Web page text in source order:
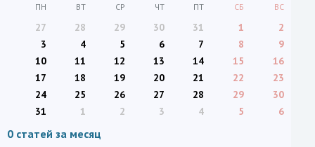
ПН ВТ СР ЧТ ПТ СБ ВС
27 28 29 30 31 1
2
3
4 5 6 7 8
9
10
11 12 13 14 15
16
17
18 19 20 21 22
23
24
25 26 27 28 29
30
31
1 2 3 4 5 6
0 статей за месяц